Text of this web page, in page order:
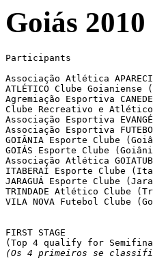
Goiás
Participants
Associação Atlética
ATLÉTICO Clube Goianiense
Agremiação Esportiva
Clube Recreativo e Atlético
Associação Esportiva
Associação Esportiva
GOIÂNIA Esporte Clube
GOIÁS Esporte Clube
Associação Atlética
ITABERAÍ Esporte Clube
JARAGUÁ Esporte Clube
TRINDADE Atlético Clube
VILA NOVA Futebol Clube
FIRST STAGE
(Os 4 primeiros se